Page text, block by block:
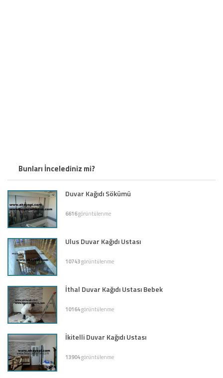
Bunları İncelediniz mi?
Duvar Kağıdı Sökümü
6616görüntülenme
Ulus Duvar Kağıdı Ustası
10743görüntülenme
İthal Duvar Kağıdı Ustası Bebek
10164görüntülenme
İkitelli Duvar Kağıdı Ustası
13904görüntülenme